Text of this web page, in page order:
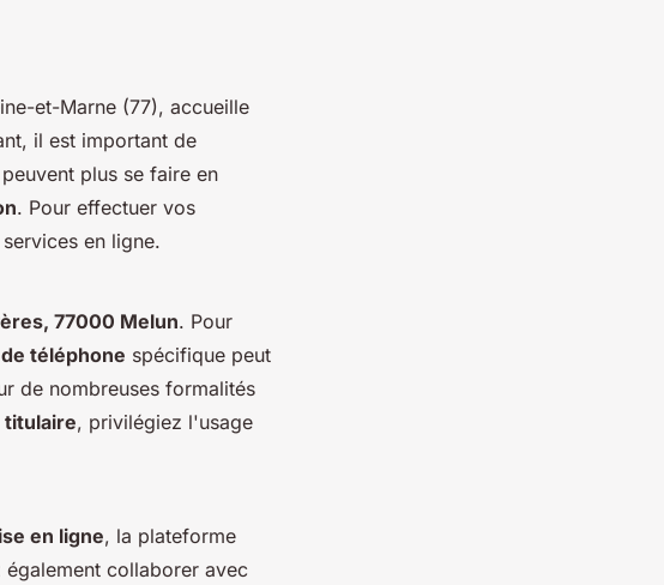
et-Marne (77), accueille
il est important de
plus se faire en
. Pour effectuer vos
en ligne.
77000 Melun. Pour
téléphone spécifique peut
de nombreuses formalités
titulaire, privilégiez l'usage
en ligne, la plateforme
collaborer avec